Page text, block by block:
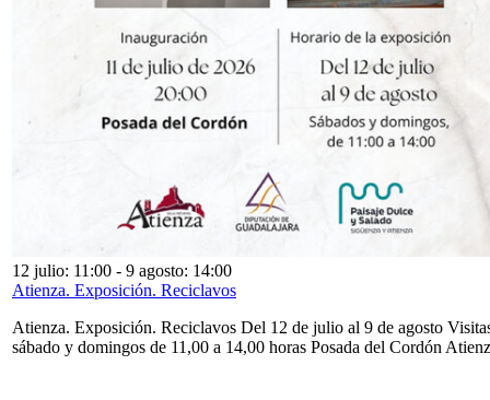
12 julio: 11:00 - 9 agosto: 14:00
Atienza. Exposición. Reciclavos
Atienza. Exposición. Reciclavos Del 12 de julio al 9 de agosto
sábado y domingos de 11,00 a 14,00 horas Posada del Cordón